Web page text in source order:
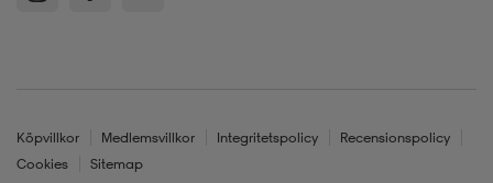
Köpvillkor Medlemsvillkor Integritetspolicy
Recensionspolicy
Cookies
Sitemap